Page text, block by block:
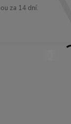
za 14 dní.